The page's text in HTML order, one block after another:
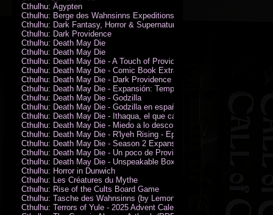
Cthulhu: Ägypten
Cthulhu: Berge des Wahnsinns Expeditionspack
Cthulhu: Dark Fantasy, Horror & Supernatural Movies
Cthulhu: Dark Providence
Cthulhu: Death May Die
Cthulhu: Death May Die
Cthulhu: Death May Die - A Touch of Providence
Cthulhu: Death May Die - Comic Book Extras vol. 2
Cthulhu: Death May Die - Dark Providence Investigators
Cthulhu: Death May Die - Expansión: Temporada 2
Cthulhu: Death May Die - Godzilla
Cthulhu: Death May Die - Godzilla en español
Cthulhu: Death May Die - Ithaqua, el que camina en el viento
Cthulhu: Death May Die - Miedo a lo desconocido
Cthulhu: Death May Die - R'lyeh Rising - Epic Episode
Cthulhu: Death May Die - Season 2 Expansion
Cthulhu: Death May Die - Un poco de Providence
Cthulhu: Death May Die - Unspeakable Box
Cthulhu: Horror in Dunwich
Cthulhu: Les Créatures du Mythe
Cthulhu: Rise of the Cults Board Game
Cthulhu: Tasche des Wahnsinns (by Lemonfish)
Cthulhu: Terrors of Yule - 2025 Advent Calendar